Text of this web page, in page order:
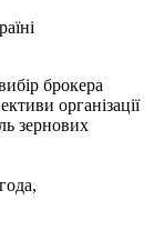
брокера
організації
зернових